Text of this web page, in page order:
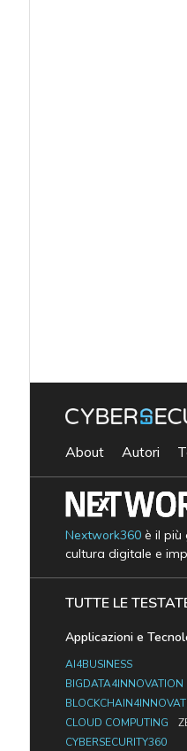
About Autori
Nextwork360è il più
cultura digitale e
TUTTE LE
Applicazioni e
AI4BUSINESS
BIGDATA4INNOVATION
CLOUD COMPUTING
CYBERSECURITY360